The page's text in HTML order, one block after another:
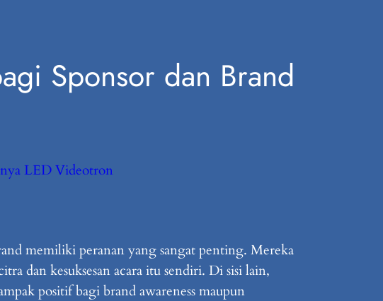
Sponsor dan Brand
LED Videotron
memiliki peranan yang sangat penting. Mereka
dan kesuksesan acara itu sendiri. Di sisi lain,
positif bagi brand awareness maupun